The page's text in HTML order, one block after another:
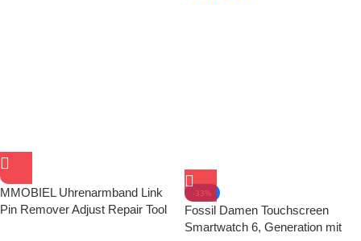
MMOBIEL Uhrenarmband Link
Pin Remover Adjust Repair Tool
-33%
Fossil Damen Touchscreen
Smartwatch 6, Generation mit